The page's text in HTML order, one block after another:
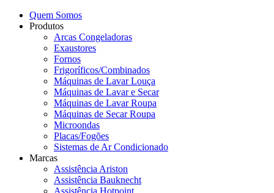
Quem Somos
Produtos
Arcas Congeladoras
Exaustores
Fornos
Frigoríficos/Combinados
Máquinas de Lavar Louça
Máquinas de Lavar e Secar
Máquinas de Lavar Roupa
Máquinas de Secar Roupa
Microondas
Placas/Fogões
Sistemas de Ar Condicionado
Marcas
Assistência Ariston
Assistência Bauknecht
Assistência Hotpoint